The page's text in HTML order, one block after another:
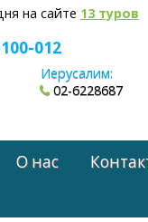
на сайте 13 туров
012
Иерусалим:
02-6228687
О нас